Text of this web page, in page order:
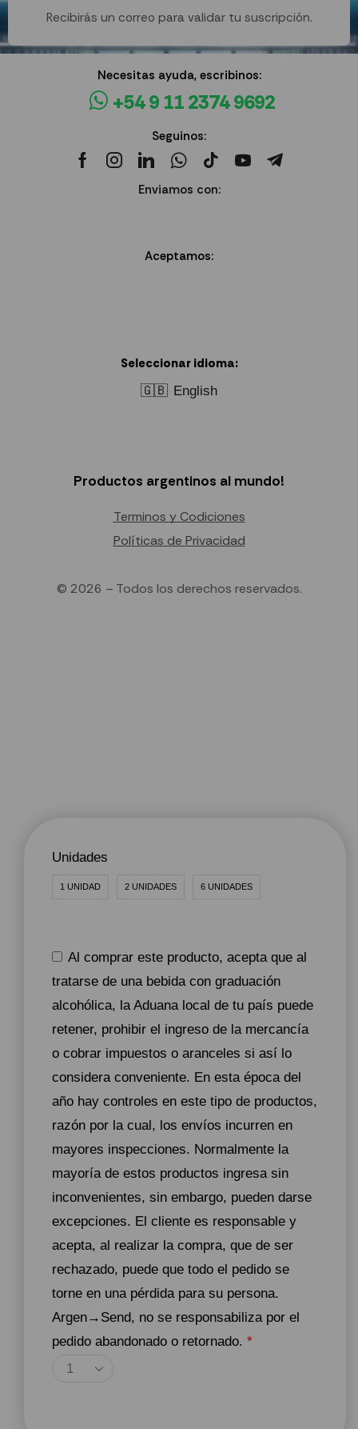
Unidades
1 UNIDAD 2 UNIDADES 6 UNIDADES
Al comprar este producto, acepta que al
tratarse de una bebida con graduación
alcohólica, la Aduana local de tu país puede
retener, prohibir el ingreso de la mercancía
o cobrar impuestos o aranceles si así lo
considera conveniente. En esta época del
año hay controles en este tipo de productos,
razón por la cual, los envíos incurren en
mayores inspecciones. Normalmente la
mayoría de estos productos ingresa sin
inconvenientes, sin embargo, pueden darse
excepciones. El cliente es responsable y
acepta, al realizar la compra, que de ser
rechazado, puede que todo el pedido se
torne en una pérdida para su persona.
Argen→Send, no se responsabiliza por el
pedido abandonado o retornado. *
Recibirás un correo para validar tu suscripción.
Necesitas ayuda, escribinos:
+54 9 11 2374 9692
Seguinos:
Enviamos con:
Aceptamos:
Seleccionar idioma:
🇬🇧 English
Productos argentinos al mundo!
Terminos y Codiciones
Políticas de Privacidad
© 2026 – Todos los derechos reservados.